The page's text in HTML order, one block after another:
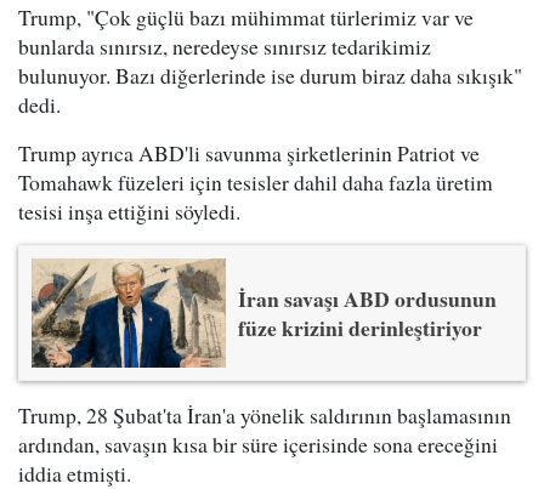
Trump, "Çok güçlü bazı mühimmat türlerimiz var ve
bunlarda sınırsız, neredeyse sınırsız tedarikimiz
bulunuyor. Bazı diğerlerinde ise durum biraz daha sıkışık"
dedi.
Trump ayrıca ABD'li savunma şirketlerinin Patriot ve
Tomahawk füzeleri için tesisler dahil daha fazla üretim
tesisi inşa ettiğini söyledi.
İran savaşı ABD ordusunun
füze krizini derinleştiriyor
Trump, 28 Şubat'ta İran'a yönelik saldırının başlamasının
ardından, savaşın kısa bir süre içerisinde sona ereceğini
iddia etmişti.